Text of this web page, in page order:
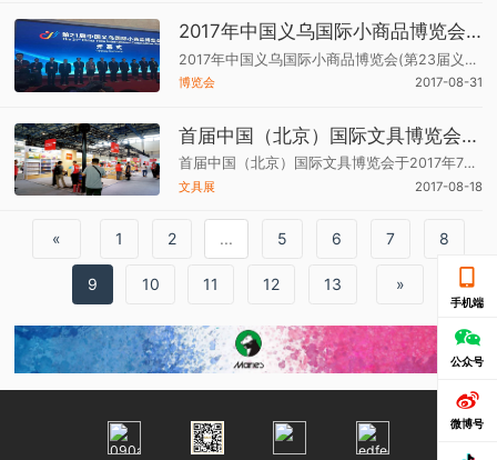
2017年中国义乌国际小商品博览会将于10月开幕
2017年中国义乌国际小商品博览会(第23届义博会)将于2017年10月21-25日在义乌国际博览中心举行。分设日用品、五金、机电机械、电子电器、工艺品、文化办公、体育及户外休闲用品等十三个行业的展位。
博览会 2017-08-31
首届中国（北京）国际文具博览会回顾
首届中国（北京）国际文具博览会于2017年7月28日至30日在中国国际展览中心（静安庄馆）顺利举行。本届展会由中国国际贸易促进委员会批准，中国国际展览中心集团公司、中国文教体育用品协会联合主办，北京华港展览有限公司承办。
文具展 2017-08-18
« 1 2 ... 5 6 7 8
9 10 11 12 13 »
手机端
公众号
微博号